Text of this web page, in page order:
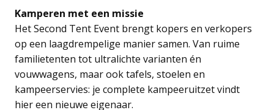
Kamperen met een missie
Het Second Tent Event brengt kopers en verkopers
op een laagdrempelige manier samen. Van ruime
familietenten tot ultralichte varianten én
vouwwagens, maar ook tafels, stoelen en
kampeerservies: je complete kampeeruitzet vindt
hier een nieuwe eigenaar.